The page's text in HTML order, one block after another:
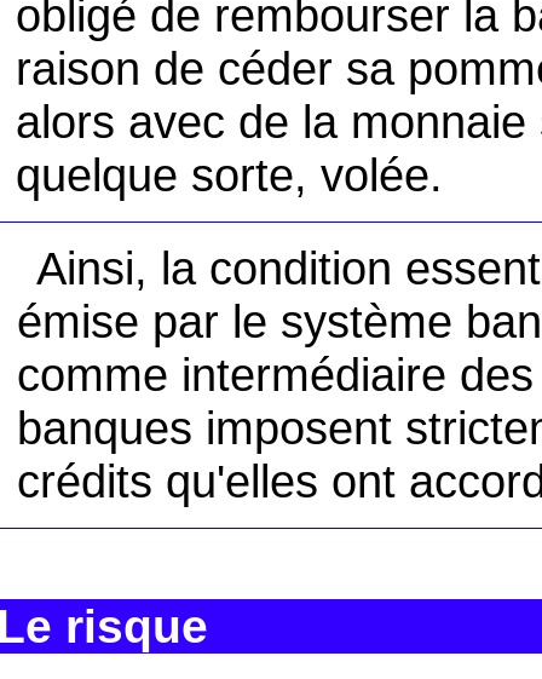
obligé de rembourser la
raison de céder sa
alors avec de la
quelque sorte, volée.
Ainsi, la condition
émise par le système
comme intermédiaire
banques imposent
crédits qu'elles ont
risque